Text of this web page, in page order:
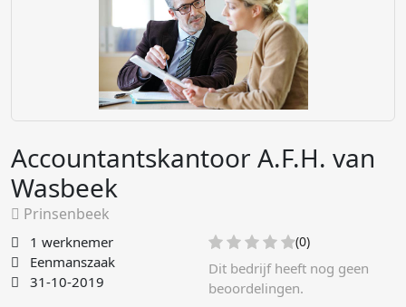
Accountantskantoor A.F.H. van
Wasbeek
Prinsenbeek
1 werknemer
Eenmanszaak
31-10-2019
(0)
Dit bedrijf heeft nog geen
beoordelingen.